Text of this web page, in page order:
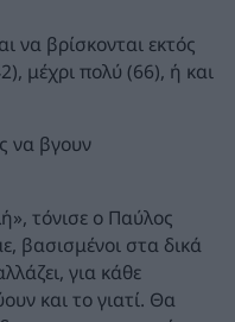
να βρίσκονται εκτός
μέχρι πολύ (66), ή και
να βγουν
τόνισε ο Παύλος
βασισμένοι στα δικά
για κάθε
και το γιατί. Θα